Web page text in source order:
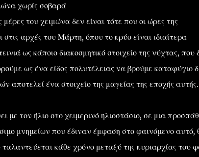
χωρίς σοβαρά
του χειμώνα δεν είναι τότε που οι ώρες της
αρχές του Μάρτη, όπου το κρύο είναι ιδιαίτερα
ως κάποιο διακοσμητικό στοιχείο της νύχτας, που
ως ένα είδος πολυτέλειας να βρούμε καταφύγιο
ένα στοιχείο της μαγείας της εποχής αυτής.
τον ήλιο στο χειμερινό ηλιοστάσιο, σε μια
μνημείων που έδιναν έμφαση στο φαινόμενο αυτό,
κάθε χρόνο μεταξύ της κυριαρχίας του